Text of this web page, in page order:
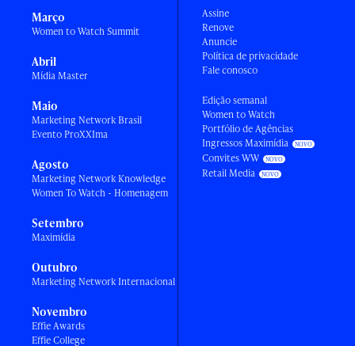
Março
Women to Watch Summit
Abril
Mídia Master
Maio
Marketing Network Brasil
Evento ProXXIma
Agosto
Marketing Network Knowledge
Women To Watch - Homenagem
Setembro
Maximídia
Outubro
Marketing Network Internacional
Novembro
Effie Awards
Effie College
Assine
Renove
Anuncie
Política de privacidade
Fale conosco
Edição semanal
Women to Watch
Portfólio de Agências
Ingressos Maximídia
Convites WW
Retail Media